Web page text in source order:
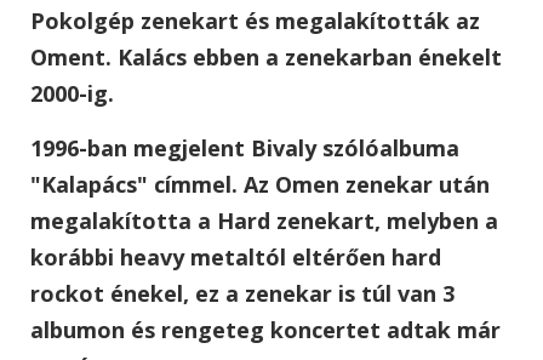
Pokolgép zenekart és megalakították az
Oment. Kalács ebben a zenekarban énekelt
2000-ig.
1996-ban megjelent Bivaly szólóalbuma
"Kalapács" címmel. Az Omen zenekar után
megalakította a Hard zenekart, melyben a
korábbi heavy metaltól eltérően hard
rockot énekel, ez a zenekar is túl van 3
albumon és rengeteg koncertet adtak már